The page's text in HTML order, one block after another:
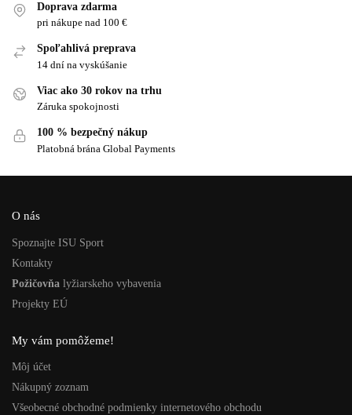
Doprava zdarma
pri nákupe nad 100 €
Spoľahlivá preprava
14 dní na vyskúšanie
Viac ako 30 rokov na trhu
Záruka spokojnosti
100 % bezpečný nákup
Platobná brána Global Payments
O nás
Spoznajte ISU Sport
Kontakty
Požičovňa lyžiarskeho vybavenia
Projekty EÚ
My vám pomôžeme!
Môj účet
Nákupný zoznam
Všeobecné obchodné podmienky internetového obchodu